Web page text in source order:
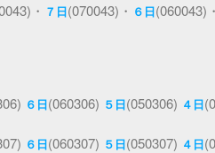
・ ７日(070043)・ ６日(060043)・
６日(060306) ５日(050306) ４日
６日(060307) ５日(050307) ４日